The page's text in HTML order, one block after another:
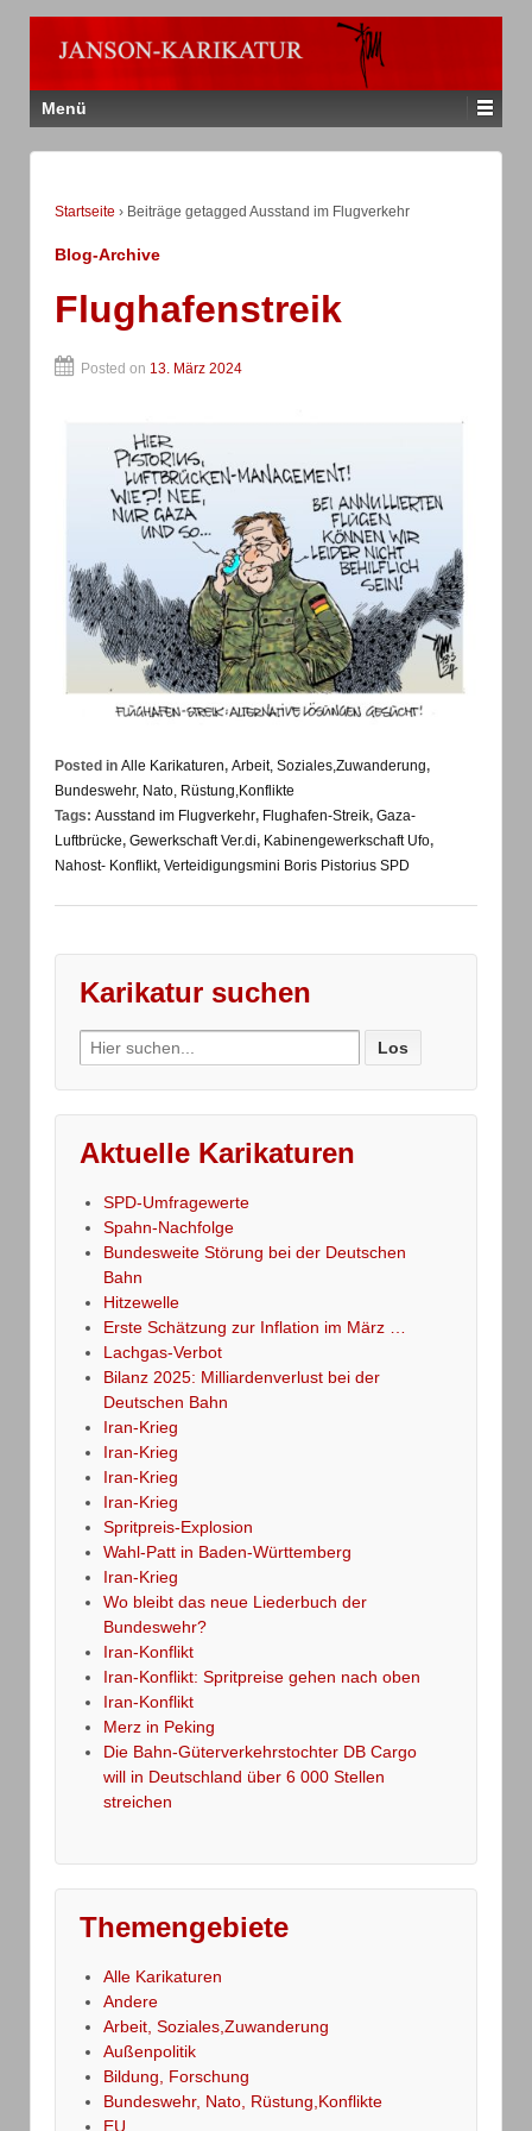
Menü
Startseite › Beiträge getagged Ausstand im Flugverkehr
Blog-Archive
Flughafenstreik
Posted on 13. März 2024
Posted in Alle Karikaturen, Arbeit, Soziales,Zuwanderung,
Bundeswehr, Nato, Rüstung,Konflikte
Tags: Ausstand im Flugverkehr, Flughafen-Streik, Gaza-
Luftbrücke, Gewerkschaft Ver.di, Kabinengewerkschaft Ufo,
Nahost- Konflikt, Verteidigungsmini Boris Pistorius SPD
Karikatur suchen
Search
for:
Aktuelle Karikaturen
SPD-Umfragewerte
Spahn-Nachfolge
Bundesweite Störung bei der Deutschen
Bahn
Hitzewelle
Erste Schätzung zur Inflation im März …
Lachgas-Verbot
Bilanz 2025: Milliardenverlust bei der
Deutschen Bahn
Iran-Krieg
Iran-Krieg
Iran-Krieg
Iran-Krieg
Spritpreis-Explosion
Wahl-Patt in Baden-Württemberg
Iran-Krieg
Wo bleibt das neue Liederbuch der
Bundeswehr?
Iran-Konflikt
Iran-Konflikt: Spritpreise gehen nach oben
Iran-Konflikt
Merz in Peking
Die Bahn-Güterverkehrstochter DB Cargo
will in Deutschland über 6 000 Stellen
streichen
Themengebiete
Alle Karikaturen
Andere
Arbeit, Soziales,Zuwanderung
Außenpolitik
Bildung, Forschung
Bundeswehr, Nato, Rüstung,Konflikte
EU